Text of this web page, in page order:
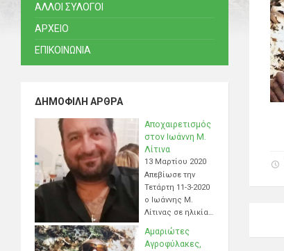
ΑΛΛΟΙ ΣΥΛΟΓΟΙ
ΑΡΧΕΙΟ
ΕΠΙΚΟΙΝΩΝΙΑ
ΔΗΜΟΦΙΛΉ ΆΡΘΡΑ
Αποχαιρετισμός
στον Ιωάννη Μ.
Λίτινα
13 Μαρτίου 2020
Απεβίωσε την
Τετάρτη 11-3-2020
ο Ιωάννης Μ.
Λίτινας σε ηλικία…
Αμαριώτες
Αγροφύλακες,